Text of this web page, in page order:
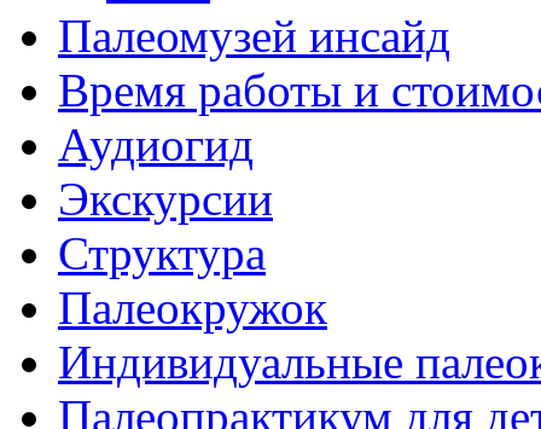
Палеомузей инсайд
Время работы и
Аудиогид
Экскурсии
Структура
Палеокружок
Индивидуальные
Палеопрактикум для